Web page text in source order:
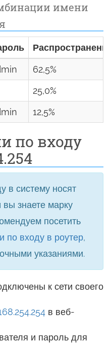
имени
62,5%
25,0%
12,5%
по входу
в систему носят
знаете марку
посетить
по входу в роутер,
указаниями.
к сети своего
в веб-
и пароль для